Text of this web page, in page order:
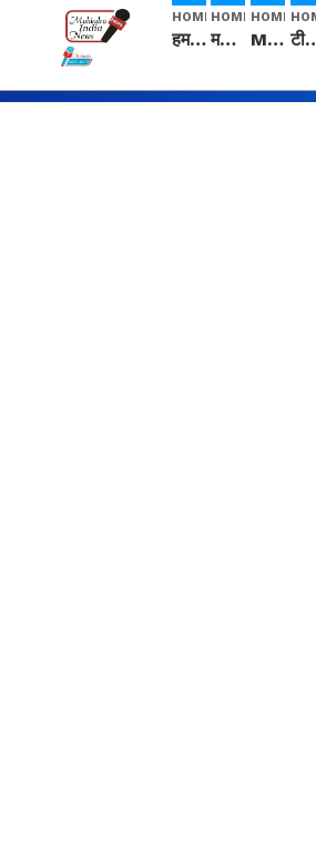
HOME
हम सनातनी..." सांसद kangana Ranaut से क्या बोली लड़की? Viral Jantar-Mantar | CJP protest
HOME
मनीषा हत्याकांड: हत्या, आत्महत्या या कोई बड़ा राज? | Full Story | Josh Haryana
HOME
Mangalsutra: हिंदू धर्म में शादी के बाद मंगलसूत्र क्यों पहनती है महिलाएं, किसने शुरु की ये परंपरा टीम बीकेई ने एग्रीकल्चर ग्रेड की यूरिया खाद गट्टों में